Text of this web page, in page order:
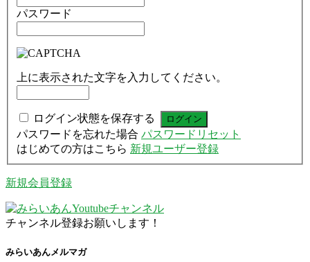
パスワード
上に表示された文字を入力してください。
ログイン状態を保存する
パスワードを忘れた場合 パスワードリセット
はじめての方はこちら 新規ユーザー登録
新規会員登録
チャンネル登録お願いします！
みらいあんメルマガ